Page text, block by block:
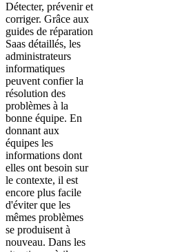
Détecter, prévenir et
corriger. Grâce aux
guides de réparation
Saas détaillés, les
administrateurs
informatiques
peuvent confier la
résolution des
problèmes à la
bonne équipe. En
donnant aux
équipes les
informations dont
elles ont besoin sur
le contexte, il est
encore plus facile
d'éviter que les
mêmes problèmes
se produisent à
nouveau. Dans les